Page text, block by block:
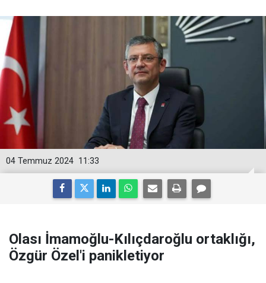
11:33
04 Temmuz 2024
Olası İmamoğlu-Kılıçdaroğlu ortaklığı,
Özgür Özel'i panikletiyor